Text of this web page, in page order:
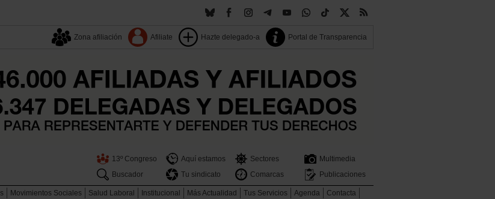
Zona afiliación Afiliate Hazte delegado-a Portal de Transparencia
13º Congreso Aquí estamos Sectores
Multimedia
Buscador
Tu sindicato Comarcas Publicaciones
Movimientos Sociales Salud Laboral Institucional Más Actualidad Tus Servicios Agenda Contacta